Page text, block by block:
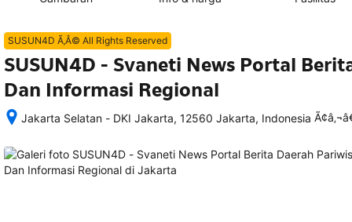
SUSUN4D Ã‚Â© All Rights Reserved
SUSUN4D - Svaneti News Portal
Dan Informasi Regional
Jakarta Selatan - DKI Jakarta, 12560 Jakarta, Indonesia
memesan,
semua